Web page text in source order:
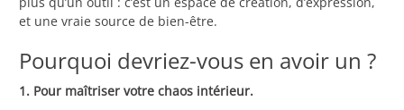
et une vraie source de bien-être.
Pourquoi devriez-vous en avoir un ?
1. Pour maîtriser votre chaos intérieur.